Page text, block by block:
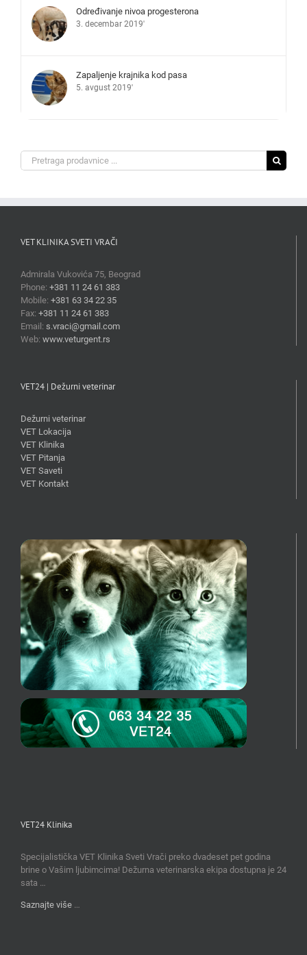
Određivanje nivoa progesterona
3. decembar 2019'
Zapaljenje krajnika kod pasa
5. avgust 2019'
Search
for:
VET KLINIKA SVETI VRAČI
Admirala Vukovića 75, Beograd
Phone: +381 11 24 61 383
Mobile: +381 63 34 22 35
Fax: +381 11 24 61 383
Email: s.vraci@gmail.com
Web: www.veturgent.rs
VET24 | Dežurni veterinar
Dežurni veterinar
VET Lokacija
VET Klinika
VET Pitanja
VET Saveti
VET Kontakt
VET24 Klinika
Specijalistička VET Klinika Sveti Vrači preko dvadeset pet godina
brine o Vašim ljubimcima! Dežurna veterinarska ekipa dostupna je 24
sata …
Saznajte više …